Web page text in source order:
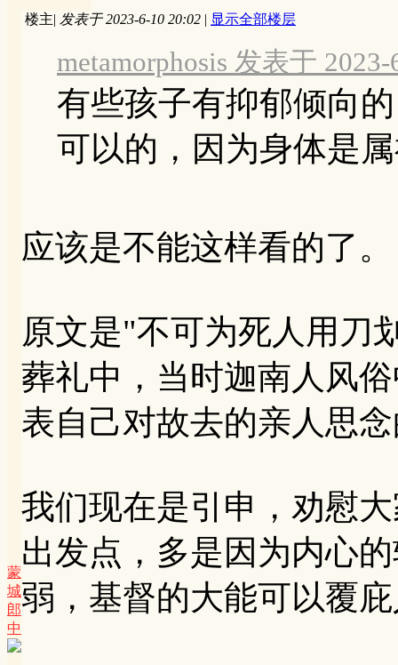
蒙
城
郎
中
楼主| 发表于 2023-6-10 20:02 | 显示全部楼层
metamorphosis 发表于
有些孩子有抑郁倾向
可以的，因为身体是
应该是不能这样看的了。
原文是"不可为死人用刀
葬礼中，当时迦南人风
表自己对故去的亲人思
我们现在是引申，劝慰
出发点，多是因为内心
弱，基督的大能可以覆